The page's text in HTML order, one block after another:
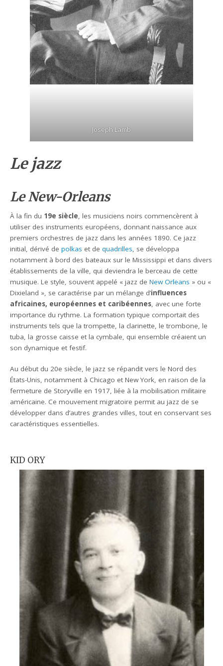
Joseph Lamb
Le jazz
Le New-Orleans
À la fin du 19e siècle, les musiciens noirs commencèrent à
utiliser des instruments européens, donnant naissance aux
premiers orchestres de jazz dans les années 1890. Ce jazz
initial, dérivé depolkas et dequadrilles, se développa
notamment à bord des bateaux sur le Mississippi et dans divers
établissements de la ville, qui deviendra le berceau de cette
musique. Le style, souvent appelé « jazz deNew Orleans » ou «
Dixieland », se caractérise par un mélange d’influences
africaines, européennes et caribéennes, avec une forte
importance du rythme. La formation typique comportait des
instruments tels que la trompette, la clarinette, le trombone, le
tuba, la grosse caisse et la cymbale, qui ensemble créaient un
son dynamique et festif.
Au début du 20e siècle, le jazz se répandit vers le Nord des
États-Unis, notamment à Chicago et New York, en raison de la
fermeture de Storyville en 1917, liée à la mobilisation militaire
américaine. Ce mouvement migratoire permit au jazz de se
développer dans d’autres grandes villes, tout en conservant ses
caractéristiques essentielles.
KID ORY